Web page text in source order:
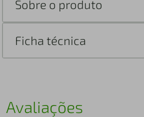
Sobre o produto
Ficha técnica
Avaliações